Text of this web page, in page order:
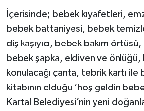
İçerisinde; bebek kıyafetleri,
bebek battaniyesi, bebek
diş kaşıyıcı, bebek bakım
bebek şapka, eldiven ve
konulacağı çanta, tebrik kartı ile
kitabının olduğu ‘hoş geldin
Kartal Belediyesi’nin yeni